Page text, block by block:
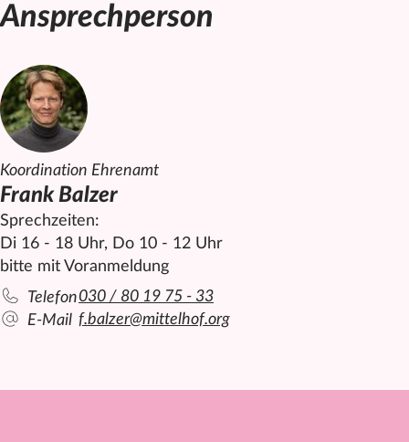
Ansprechperson
Koordination Ehrenamt
Frank Balzer
Sprechzeiten:
Di 16 - 18 Uhr, Do 10 - 12 Uhr
bitte mit Voranmeldung
Telefon030 / 80 19 75 - 33
E-Mail f.balzer@mittelhof.org